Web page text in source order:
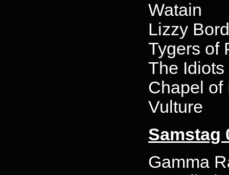
Watain
Lizzy
Tygers of
The Idiots
Chapel of
Vulture
Samstag
Gamma